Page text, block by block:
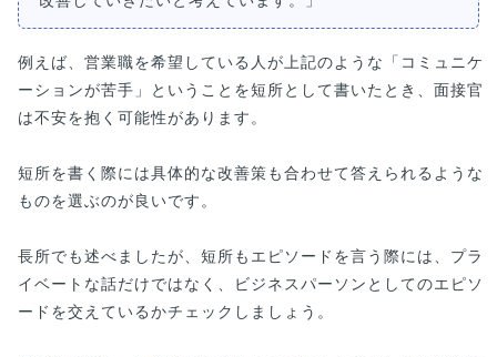
例えば、営業職を希望している人が上記のような「コミュニケ
ーションが苦手」ということを短所として書いたとき、面接官
は不安を抱く可能性があります。
短所を書く際には具体的な改善策も合わせて答えられるような
ものを選ぶのが良いです。
長所でも述べましたが、短所もエピソードを言う際には、プラ
イベートな話だけではなく、ビジネスパーソンとしてのエピソ
ードを交えているかチェックしましょう。